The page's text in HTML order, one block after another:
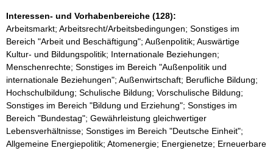
Interessen- und Vorhabenbereiche (128):
Arbeitsmarkt; Arbeitsrecht/Arbeitsbedingungen; Sonstiges im
Bereich "Arbeit und Beschäftigung"; Außenpolitik; Auswärtige
Kultur- und Bildungspolitik; Internationale Beziehungen;
Menschenrechte; Sonstiges im Bereich "Außenpolitik und
internationale Beziehungen"; Außenwirtschaft; Berufliche Bildung;
Hochschulbildung; Schulische Bildung; Vorschulische Bildung;
Sonstiges im Bereich "Bildung und Erziehung"; Sonstiges im
Bereich "Bundestag"; Gewährleistung gleichwertiger
Lebensverhältnisse; Sonstiges im Bereich "Deutsche Einheit";
Allgemeine Energiepolitik; Atomenergie; Energienetze; Erneuerbare